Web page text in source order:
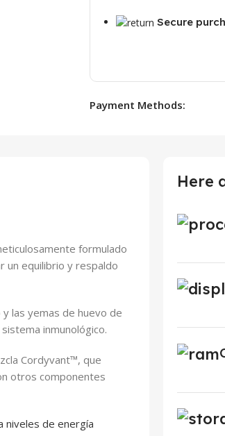
Secure
Payment Methods:
formulado
un equilibrio y respaldo
las yemas de huevo de
inmunológico.
Cordyvant™, que
otros componentes
niveles de energía
Here